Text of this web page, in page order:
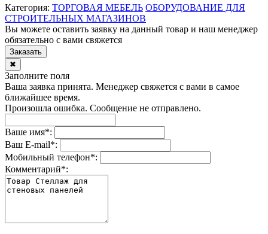
Категория: ТОРГОВАЯ МЕБЕЛЬ ОБОРУДОВАНИЕ ДЛЯ
СТРОИТЕЛЬНЫХ МАГАЗИНОВ
Вы можете оставить заявку на данный товар и наш менеджер
обязательно с вами свяжется
Заказать
✖
Заполните поля
Ваша заявка принята. Менеджер свяжется с вами в самое
ближайшее время.
Произошла ошибка. Сообщение не отправлено.
Ваше имя*:
Ваш E-mail*:
Мобильный телефон*:
Комментарий*: